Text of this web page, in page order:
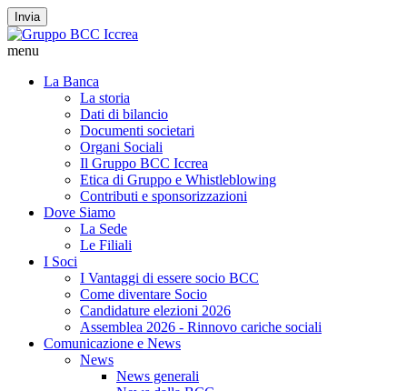
Invia
menu
La Banca
La storia
Dati di bilancio
Documenti societari
Organi Sociali
Il Gruppo BCC Iccrea
Etica di Gruppo e Whistleblowing
Contributi e sponsorizzazioni
Dove Siamo
La Sede
Le Filiali
I Soci
I Vantaggi di essere socio BCC
Come diventare Socio
Candidature elezioni 2026
Assemblea 2026 - Rinnovo cariche sociali
Comunicazione e News
News
News generali